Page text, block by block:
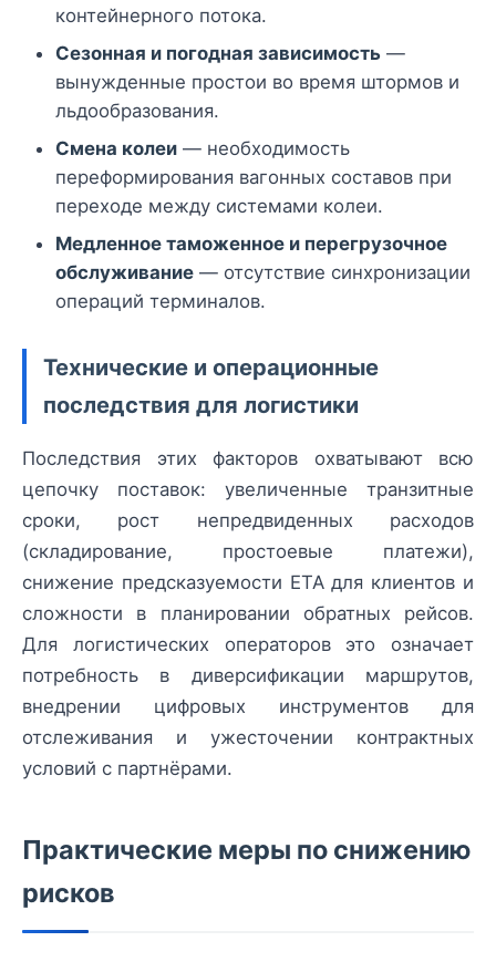
контейнерного потока.
Сезонная и погодная зависимость —
вынужденные простои во время штормов и
льдообразования.
Смена колеи — необходимость
переформирования вагонных составов при
переходе между системами колеи.
Медленное таможенное и перегрузочное
обслуживание — отсутствие синхронизации
операций терминалов.
Технические и операционные
последствия для логистики
Последствия этих факторов охватывают всю
цепочку поставок: увеличенные транзитные
сроки, рост непредвиденных расходов
(складирование, простоевые платежи),
снижение предсказуемости ETA для клиентов и
сложности в планировании обратных рейсов.
Для логистических операторов это означает
потребность в диверсификации маршрутов,
внедрении цифровых инструментов для
отслеживания и ужесточении контрактных
условий с партнёрами.
Практические меры по снижению
рисков